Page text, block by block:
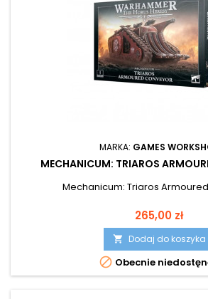
MARKA: GAMES
MECHANICUM: TRIAROS
Mechanicum: Triaros
Cena
265,00 zł
 Dodaj do koszyka
 Obecnie